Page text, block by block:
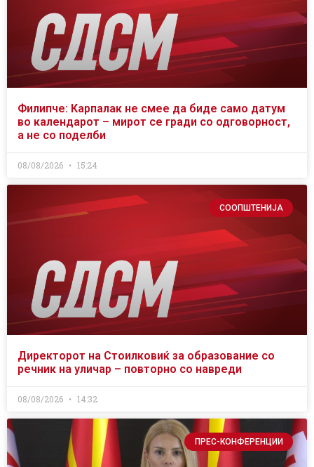
Филипче: Карпалак не смее да биде само датум
во календарот – мирот се гради со одговорност,
а не со поделби
08/08/2026 15:24
СООПШТЕНИЈА
Директорот на Стоилковиќ за образование со
речник на уличар – повторно со навреди
08/08/2026 14:32
ПРЕС-КОНФЕРЕНЦИИ